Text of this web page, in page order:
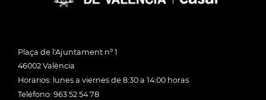
Plaça de l'Ajuntament nº 1
46002 València
Horarios: lunes a viernes de 8:30 a 14:00 horas
Teléfono: 963 52 54 78